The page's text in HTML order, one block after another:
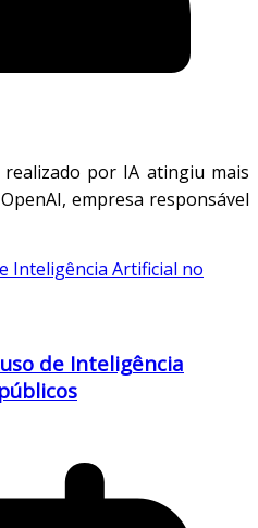
por IA atingiu mais
empresa responsável
de Inteligência